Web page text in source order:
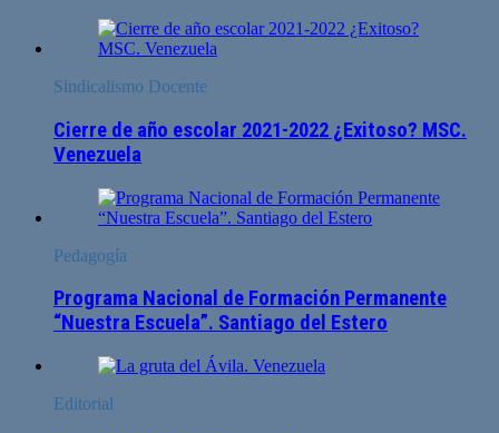
Sindicalismo Docente
Cierre de año escolar 2021-2022 ¿Exitoso? MSC.
Venezuela
Pedagogía
Programa Nacional de Formación Permanente
“Nuestra Escuela”. Santiago del Estero
Editorial